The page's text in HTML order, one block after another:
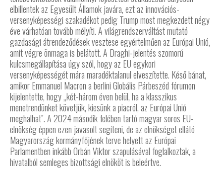
elbillentek az Egyesült Államok javára, ezt az innovációs-
versenyképességi szakadékot pedig Trump most megkezdett négy
éve várhatóan tovább mélyíti. A világrendszerváltást mutató
gazdasági átrendeződések vesztese egyértelműen az Európai Unió,
amit végre önmaga is belátott. A Draghi-jelentés szomorú
kulcsmegállapítása úgy szól, hogy az EU egykori
versenyképességét mára maradéktalanul elveszítette. Késő bánat,
amikor Emmanuel Macron a berlini Globális Párbeszéd fórumon
kijelentette, hogy „két-három éven belül, ha a klasszikus
menetrendünket követjük, kiesünk a piacról, az Európai Unió
meghalhat”. A 2024 második felében tartó magyar soros EU-
elnökség éppen ezen javasolt segíteni, de az elnökséget ellátó
Magyarország kormányfőjének terve helyett az Európai
Parlamentben inkább Orbán Viktor szapulásával foglalkoztak, a
hivatalból semleges bizottsági elnököt is beleértve.